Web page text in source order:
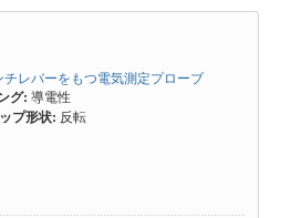
レバーをもつ電気測定プローブ
グ: 導電性
プ形状: 反転